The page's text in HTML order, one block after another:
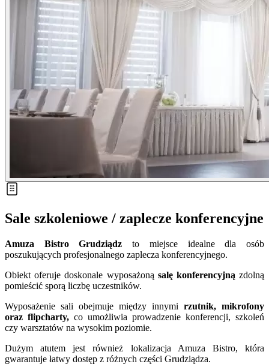
Sale szkoleniowe / zaplecze konferencyjne
Amuza Bistro Grudziądz to miejsce idealne dla osób
poszukujących profesjonalnego zaplecza konferencyjnego.
Obiekt oferuje doskonale wyposażoną salę konferencyjną zdolną
pomieścić sporą liczbę uczestników.
Wyposażenie sali obejmuje między innymi rzutnik, mikrofony
oraz flipcharty, co umożliwia prowadzenie konferencji, szkoleń
czy warsztatów na wysokim poziomie.
Dużym atutem jest również lokalizacja Amuza Bistro, która
gwarantuje łatwy dostęp z różnych części Grudziądza.